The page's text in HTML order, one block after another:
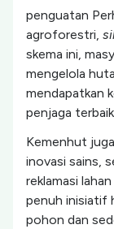
penguatan
agroforestri,
skema ini,
mengelola
mendapatkan
penjaga
Kemenhut
inovasi sains,
reklamasi
penuh inisiatif
pohon dan